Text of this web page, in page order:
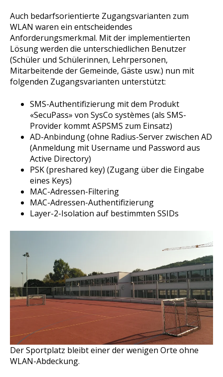
Auch bedarfsorientierte Zugangsvarianten zum
WLAN waren ein entscheidendes
Anforderungsmerkmal. Mit der implementierten
Lösung werden die unterschiedlichen Benutzer
(Schüler und Schülerinnen, Lehrpersonen,
Mitarbeitende der Gemeinde, Gäste usw.) nun mit
folgenden Zugangsvarianten unterstützt:
SMS-Authentifizierung mit dem Produkt
«SecuPass» von SysCo systèmes (als SMS-
Provider kommt ASPSMS zum Einsatz)
AD-Anbindung (ohne Radius-Server zwischen AD
(Anmeldung mit Username und Password aus
Active Directory)
PSK (preshared key) (Zugang über die Eingabe
eines Keys)
MAC-Adressen-Filtering
MAC-Adressen-Authentifizierung
Layer-2-Isolation auf bestimmten SSIDs
Der Sportplatz bleibt einer der wenigen Orte ohne
WLAN-Abdeckung.